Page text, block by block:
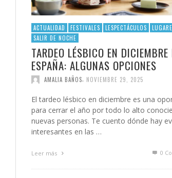
ACTUALIDAD FESTIVALES LESPECTÁCULOS
SALIR DE NOCHE
TARDEO LÉSBICO EN DICIEMBRE
ESPAÑA: ALGUNAS OPCIONES
AMALIA BAÑOS, NOVIEMBRE 29, 2025
El tardeo lésbico en diciembre es una
para cerrar el año por todo lo alto
nuevas personas. Te cuento dónde hay
interesantes en las …
Leer más 0